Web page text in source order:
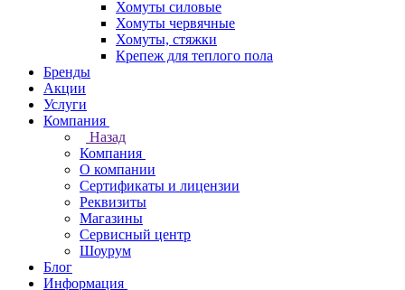
Хомуты силовые
Хомуты червячные
Хомуты, стяжки
Крепеж для теплого пола
Бренды
Акции
Услуги
Компания
Назад
Компания
О компании
Сертификаты и лицензии
Реквизиты
Магазины
Сервисный центр
Шоурум
Блог
Информация